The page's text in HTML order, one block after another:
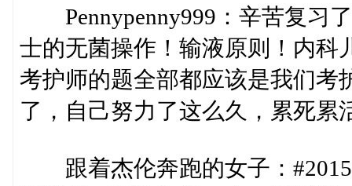
Pennypenny999：辛苦复习
士的无菌操作！输液原则！内科
考护师的题全部都应该是我们考
了，自己努力了这么久，累死累
跟着杰伦奔跑的女子：#2015